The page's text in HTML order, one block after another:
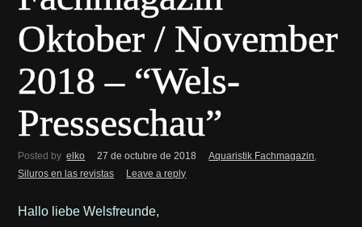
Oktober / November
2018 – “Wels-
Presseschau”
Posted by elko 27 de octubre de 2018 Aquaristik Fachmagazin,
Siluros en las revistas
Leave a reply
Hallo liebe Welsfreunde,